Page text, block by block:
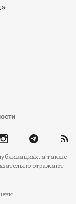
а также
отражают